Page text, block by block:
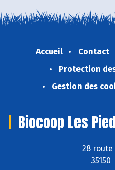
Accueil Contact
Protection
Gestion des
Biocoop Les
28 route
35150